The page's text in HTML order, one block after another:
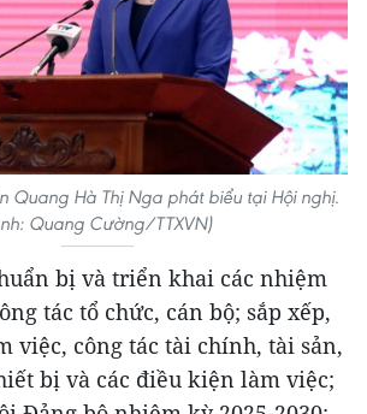
Quang Hà Thị Nga phát biểu tại Hội nghị.
Quang Cường/TTXVN)
bị và triển khai các nhiệm
tác tổ chức, cán bộ; sắp xếp,
việc, công tác tài chính, tài sản,
bị và các điều kiện làm việc;